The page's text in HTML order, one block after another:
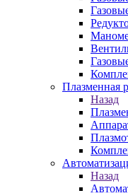
Плазменная
Назад
Назад